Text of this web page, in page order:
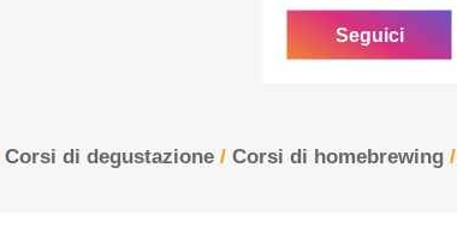
Seguici
Corsi di degustazione / Corsi di homebrewing /